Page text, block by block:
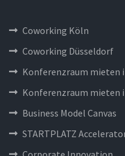
Coworking Köln
Coworking Düsseldorf
Konferenzraum mieten
Konferenzraum mieten
Business Model Canvas
STARTPLATZ